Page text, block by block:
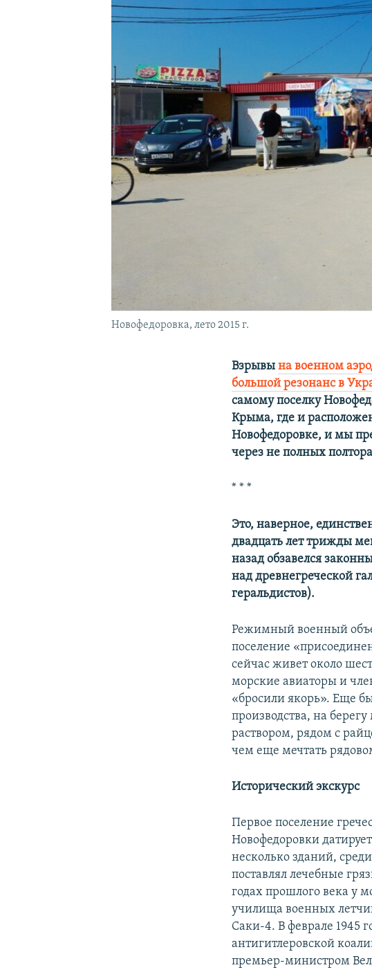
УКРАИНСКАЯ ПРОБЛЕМА КРЫМА
Новофедоровка, лето 2015 г.
Взрывына военном
большой резонанс в
самому поселку
Крыма, где и
Новофедоровке, и мы
через не полных
* * *
Это, наверное,
двадцать лет трижды
назад обзавелся
над древнегреческой
геральдистов).
Режимный военный
поселение
сейчас живет около
морские авиаторы и
«бросили якорь». Еще
производства, на
раствором, рядом с
чем еще мечтать
Исторический экскурс
Первое поселение
Новофедоровки
несколько зданий,
поставлял лечебные
годах прошлого века у
училища военных
Саки-4. В феврале 1945
антигитлеровской
премьер-министром